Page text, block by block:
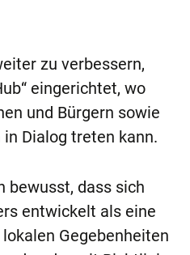
zu verbessern,
eingerichtet, wo
und Bürgern sowie
Dialog treten kann.
bewusst, dass sich
entwickelt als eine
Gegebenheiten